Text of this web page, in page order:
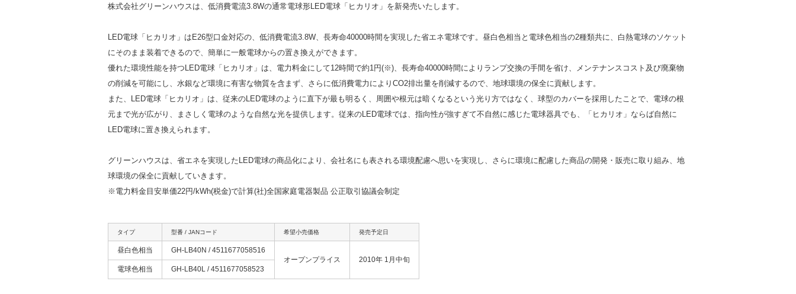
株式会社グリーンハウスは、低消費電流3.8Wの通常電球形LED電球「ヒカリオ」を新発売いたします。
LED電球「ヒカリオ」はE26型口金対応の、低消費電流3.8W、長寿命40000時間を実現した省エネ電球です。昼白色相当と電球色相当の2種類共に、白熱電球のソケット
にそのまま装着できるので、簡単に一般電球からの置き換えができます。
優れた環境性能を持つLED電球「ヒカリオ」は、電力料金にして12時間で約1円(※)、長寿命40000時間によりランプ交換の手間を省け、メンテナンスコスト及び廃棄物
の削減を可能にし、水銀など環境に有害な物質を含まず、さらに低消費電力によりCO2排出量を削減するので、地球環境の保全に貢献します。
また、LED電球「ヒカリオ」は、従来のLED電球のように直下が最も明るく、周囲や根元は暗くなるという光り方ではなく、球型のカバーを採用したことで、電球の根
元まで光が広がり、まさしく電球のような自然な光を提供します。従来のLED電球では、指向性が強すぎて不自然に感じた電球器具でも、「ヒカリオ」ならば自然に
LED電球に置き換えられます。
グリーンハウスは、省エネを実現したLED電球の商品化により、会社名にも表される環境配慮へ思いを実現し、さらに環境に配慮した商品の開発・販売に取り組み、地
球環境の保全に貢献していきます。
※電力料金目安単価22円/kWh(税金)で計算(社)全国家庭電器製品 公正取引協議会制定
タイプ 型番 / JANコード 希望小売価格 発売予定日
昼白色相当
GH-LB40N / 4511677058516
オープンプライス
2010年 1月中旬
電球色相当
GH-LB40L / 4511677058523